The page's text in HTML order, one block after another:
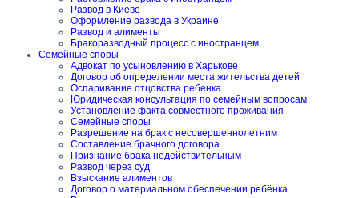
Развод в Киеве
Оформление развода в Украине
Развод и алименты
Бракоразводный процесс с иностранцем
Семейные споры
Адвокат по усыновлению в Харькове
Договор об определении места жительства детей
Оспаривание отцовства ребенка
Юридическая консультация по семейным вопросам
Установление факта совместного проживания
Семейные споры
Разрешение на брак с несовершеннолетним
Составление брачного договора
Признание брака недействительным
Развод через суд
Взыскание алиментов
Договор о материальном обеспечении ребёнка